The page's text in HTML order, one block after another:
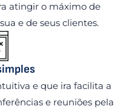
atingir o máximo de
e de seus clientes.
e que ira facilita a
e reuniões pela